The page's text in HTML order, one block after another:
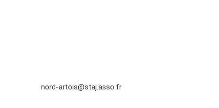
nord-artois@staj.asso.fr